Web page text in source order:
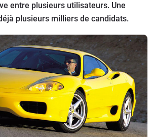
entre plusieurs utilisateurs. Une
plusieurs milliers de candidats.